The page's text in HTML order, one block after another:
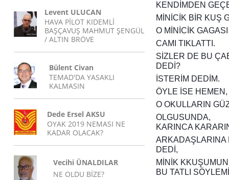
Levent ULUCAN
HAVA PİLOT KIDEMLİ
BAŞÇAVUŞ MAHMUT ŞENGÜL
/ ALTIN BRÖVE
Bülent Civan
TEMAD'DA YASAKLI
KALMASIN
Dede Ersel AKSU
OYAK 2019 NEMASI NE
KADAR OLACAK?
Vecihi ÜNALDILAR
NE OLDU BİZE?
KENDİMDEN
MİNİCİK BİR KUŞ
O MİNİCİK
CAMI TIKLATTI.
SİZLER DE BU
DEDİ?
İSTERİM DEDİM.
ÖYLE İSE
O OKULLARIN
OLGUSUNDA,
KARINCA
DEDİ,
MİNİK
BU TATLI